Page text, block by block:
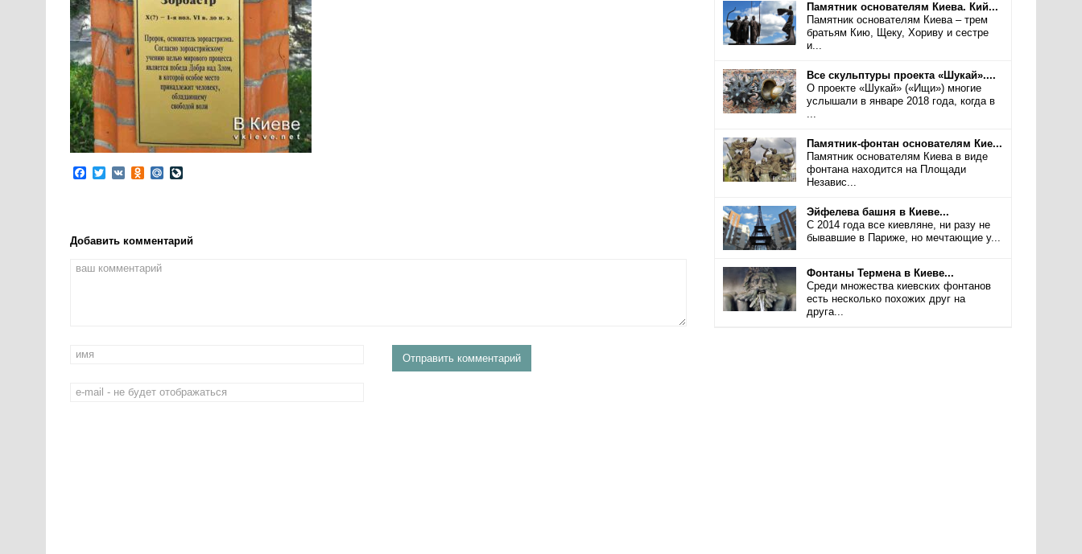
Facebook
Twitter
VK Odnoklassniki
Mail.Ru
Добавить комментарий
Памятник основателям Киева. Кий...
Памятник основателям Киева – трем
братьям Кию, Щеку, Хориву и сестре
и...
Все скульптуры проекта «Шукай»....
О проекте «Шукай» («Ищи») многие
услышали в январе 2018 года, когда в
...
Памятник-фонтан основателям Кие...
Памятник основателям Киева в виде
фонтана находится на Площади
Независ...
Эйфелева башня в Киеве...
С 2014 года все киевляне, ни разу не
бывавшие в Париже, но мечтающие у...
Фонтаны Термена в Киеве...
Среди множества киевских фонтанов
есть несколько похожих друг на
друга...